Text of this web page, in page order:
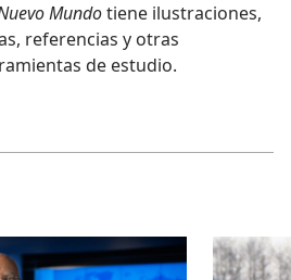
Mundotiene ilustraciones,
referencias y otras
de estudio.